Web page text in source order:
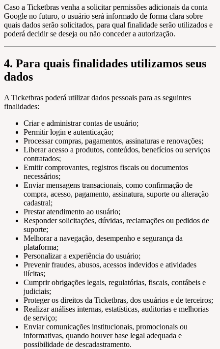
Caso a Ticketbras venha a solicitar permissões adicionais da conta
Google no futuro, o usuário será informado de forma clara sobre
quais dados serão solicitados, para qual finalidade serão utilizados e
poderá decidir se deseja ou não conceder a autorização.
4. Para quais finalidades utilizamos seus
dados
A Ticketbras poderá utilizar dados pessoais para as seguintes
finalidades:
Criar e administrar contas de usuário;
Permitir login e autenticação;
Processar compras, pagamentos, assinaturas e renovações;
Liberar acesso a produtos, conteúdos, benefícios ou serviços
contratados;
Emitir comprovantes, registros fiscais ou documentos
necessários;
Enviar mensagens transacionais, como confirmação de
compra, acesso, pagamento, assinatura, suporte ou alteração
cadastral;
Prestar atendimento ao usuário;
Responder solicitações, dúvidas, reclamações ou pedidos de
suporte;
Melhorar a navegação, desempenho e segurança da
plataforma;
Personalizar a experiência do usuário;
Prevenir fraudes, abusos, acessos indevidos e atividades
ilícitas;
Cumprir obrigações legais, regulatórias, fiscais, contábeis e
judiciais;
Proteger os direitos da Ticketbras, dos usuários e de terceiros;
Realizar análises internas, estatísticas, auditorias e melhorias
de serviço;
Enviar comunicações institucionais, promocionais ou
informativas, quando houver base legal adequada e
possibilidade de descadastramento.